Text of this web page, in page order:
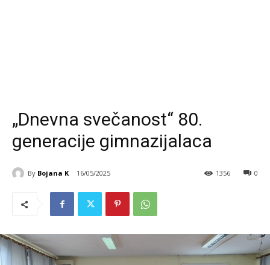
„Dnevna svečanost“ 80.
generacije gimnazijalaca
By Bojana K 16/05/2025 0
1356